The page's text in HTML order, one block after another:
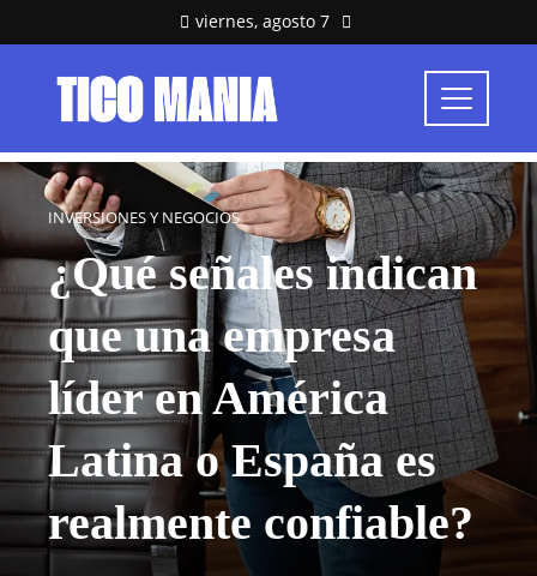
viernes, agosto 7
INVERSIONES Y NEGOCIOS
¿Qué señales indican
que una empresa
líder en América
Latina o España es
realmente confiable?